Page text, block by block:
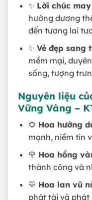
✨ Lời chúc
hướng dương
đến tương lai
✨ Vẻ đẹp sang
mềm mại,
sống, tượng
Nguyên liệu
Vững Vàng –
🌻 Hoa hướng
mạnh, niềm tin
🌹 Hoa hồng
thành công và
💛 Hoa lan vũ
phát tài và phát